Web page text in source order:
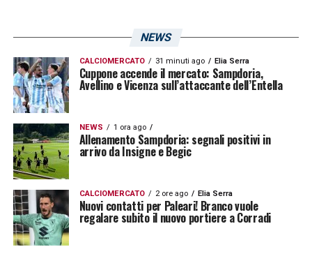
LA PLAYLIST DELLE NOSTRE TOP NEWS
NEWS
CALCIOMERCATO 31 minuti ago Elia Serra
Cuppone accende il mercato: Sampdoria,
Avellino e Vicenza sull’attaccante dell’Entella
NEWS 1 ora ago
Allenamento Sampdoria: segnali positivi in
arrivo da Insigne e Begic
CALCIOMERCATO 2 ore ago Elia Serra
Nuovi contatti per Paleari! Branco vuole
regalare subito il nuovo portiere a Corradi